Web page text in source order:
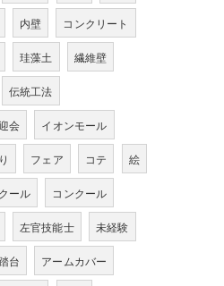
内壁 コンクリート
珪藻土 繊維壁
伝統工法
会 イオンモール
フェア コテ 絵
ール コンクール
左官技能士 未経験
台 アームカバー